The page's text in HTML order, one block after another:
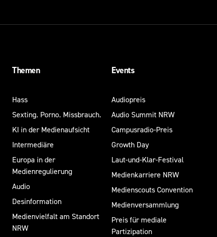
Themen
Hass
Sexting. Porno. Missbrauch.
KI in der Medienaufsicht
Intermediäre
Europa in der
Medienregulierung
Audio
Desinformation
Medienvielfalt am Standort
NRW
Events
Audiopreis
Audio Summit NRW
Campusradio-Preis
Growth Day
Laut-und-Klar-Festival
Medienkarriere NRW
Medienscouts Convention
Medienversammlung
Preis für mediale
Partizipation